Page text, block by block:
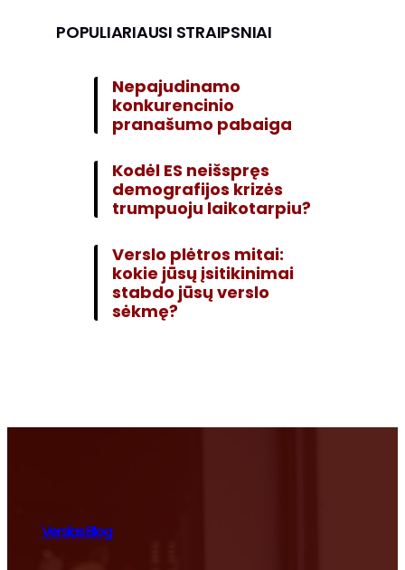
POPULIARIAUSI STRAIPSNIAI
Nepajudinamo
konkurencinio
pranašumo pabaiga
Kodėl ES neišspręs
demografijos krizės
trumpuoju laikotarpiu?
Verslo plėtros mitai:
kokie jūsų įsitikinimai
stabdo jūsų verslo
sėkmę?
Verslas Blog